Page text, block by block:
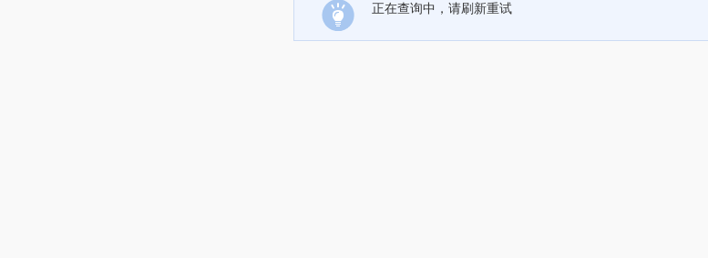
正在查询中，请刷新重试